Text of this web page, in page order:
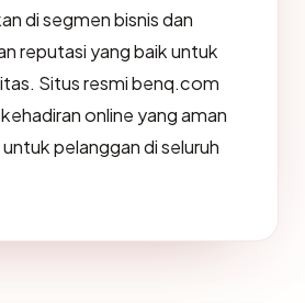
di segmen bisnis dan
reputasi yang baik untuk
Situs resmi benq.com
online yang aman
pelanggan di seluruh